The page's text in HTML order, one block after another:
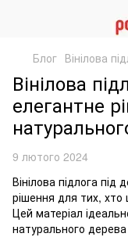
Блог Вінілова
Вінілова
елегантне
9 лютого 2024
Вінілова підлога
рішення для тих, хто
Цей матеріал
натурального дерева